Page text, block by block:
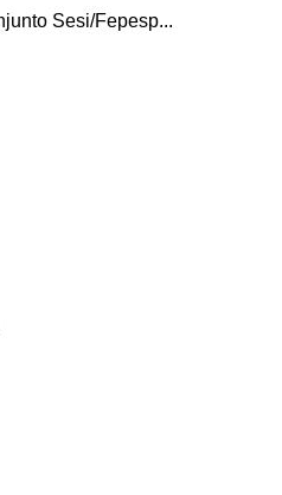
Sesi/Fepesp...